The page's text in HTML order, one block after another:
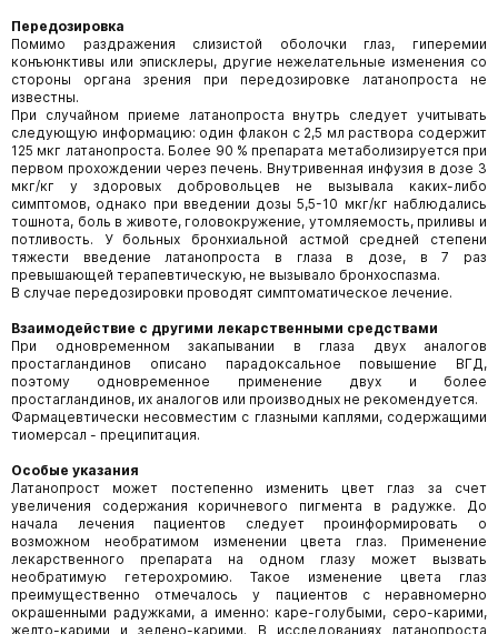
Передозировка
Помимо раздражения слизистой оболочки глаз, гиперемии
конъюнктивы или эписклеры, другие нежелательные изменения со
стороны органа зрения при передозировке латанопроста не
известны.
При случайном приеме латанопроста внутрь следует учитывать
следующую информацию: один флакон с 2,5 мл раствора содержит
125 мкг латанопроста. Более 90 % препарата метаболизируется при
первом прохождении через печень. Внутривенная инфузия в дозе 3
мкг/кг у здоровых добровольцев не вызывала каких-либо
симптомов, однако при введении дозы 5,5-10 мкг/кг наблюдались
тошнота, боль в животе, головокружение, утомляемость, приливы и
потливость. У больных бронхиальной астмой средней степени
тяжести введение латанопроста в глаза в дозе, в 7 раз
превышающей терапевтическую, не вызывало бронхоспазма.
В случае передозировки проводят симптоматическое лечение.
Взаимодействие с другими лекарственными средствами
При одновременном закапывании в глаза двух аналогов
простагландинов описано парадоксальное повышение ВГД,
поэтому одновременное применение двух и более
простагландинов, их аналогов или производных не рекомендуется.
Фармацевтически несовместим с глазными каплями, содержащими
тиомерсал - преципитация.
Особые указания
Латанопрост может постепенно изменить цвет глаз за счет
увеличения содержания коричневого пигмента в радужке. До
начала лечения пациентов следует проинформировать о
возможном необратимом изменении цвета глаз. Применение
лекарственного препарата на одном глазу может вызвать
необратимую гетерохромию. Такое изменение цвета глаз
преимущественно отмечалось у пациентов с неравномерно
окрашенными радужками, а именно: каре-голубыми, серо-карими,
желто-карими и зелено-карими. В исследованиях латанопроста